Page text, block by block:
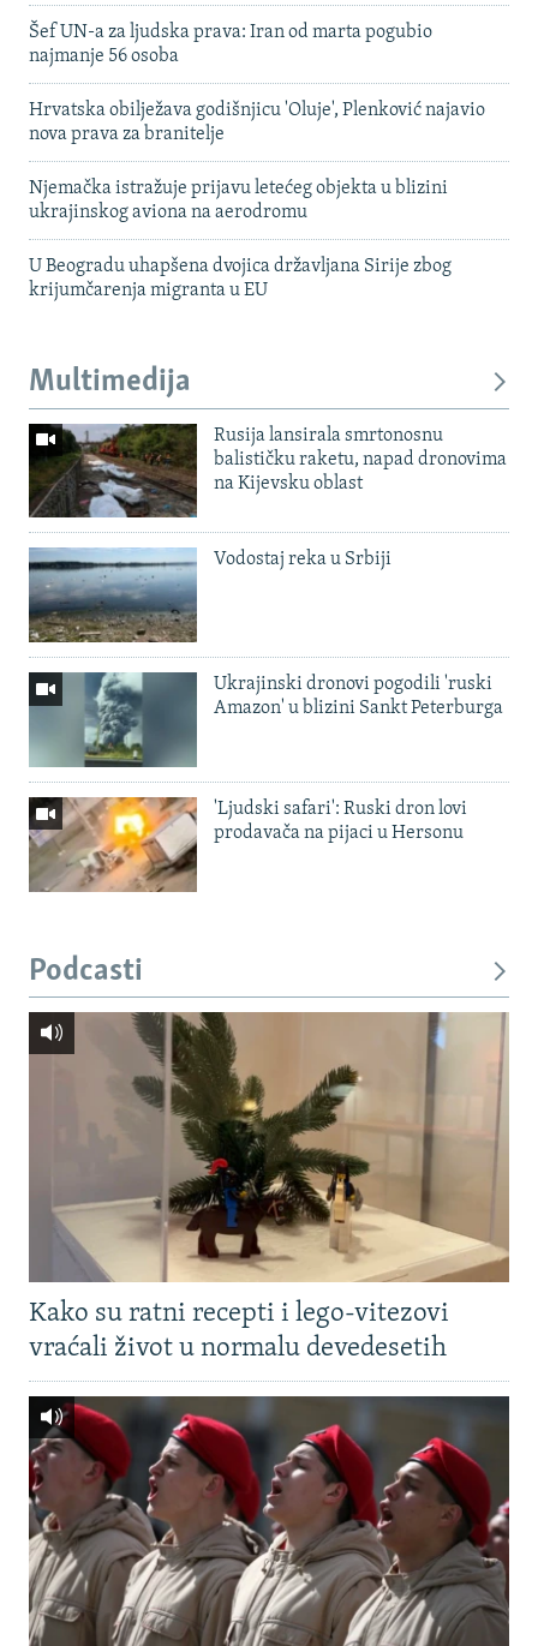
Šef UN-a za ljudska prava: Iran od marta pogubio
najmanje 56 osoba
Hrvatska obilježava godišnjicu 'Oluje', Plenković najavio
nova prava za branitelje
Njemačka istražuje prijavu letećeg objekta u blizini
ukrajinskog aviona na aerodromu
U Beogradu uhapšena dvojica državljana Sirije zbog
krijumčarenja migranta u EU
Multimedija
Rusija lansirala smrtonosnu
balističku raketu, napad dronovima
na Kijevsku oblast
Vodostaj reka u Srbiji
Ukrajinski dronovi pogodili 'ruski
Amazon' u blizini Sankt Peterburga
'Ljudski safari': Ruski dron lovi
prodavača na pijaci u Hersonu
Podcasti
Kako su ratni recepti i lego-vitezovi
vraćali život u normalu devedesetih